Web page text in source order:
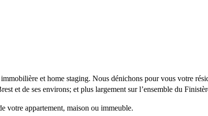
et home staging. Nous dénichons pour vous votre
et de ses environs; et plus largement sur l’ensemble du
votre appartement, maison ou immeuble.